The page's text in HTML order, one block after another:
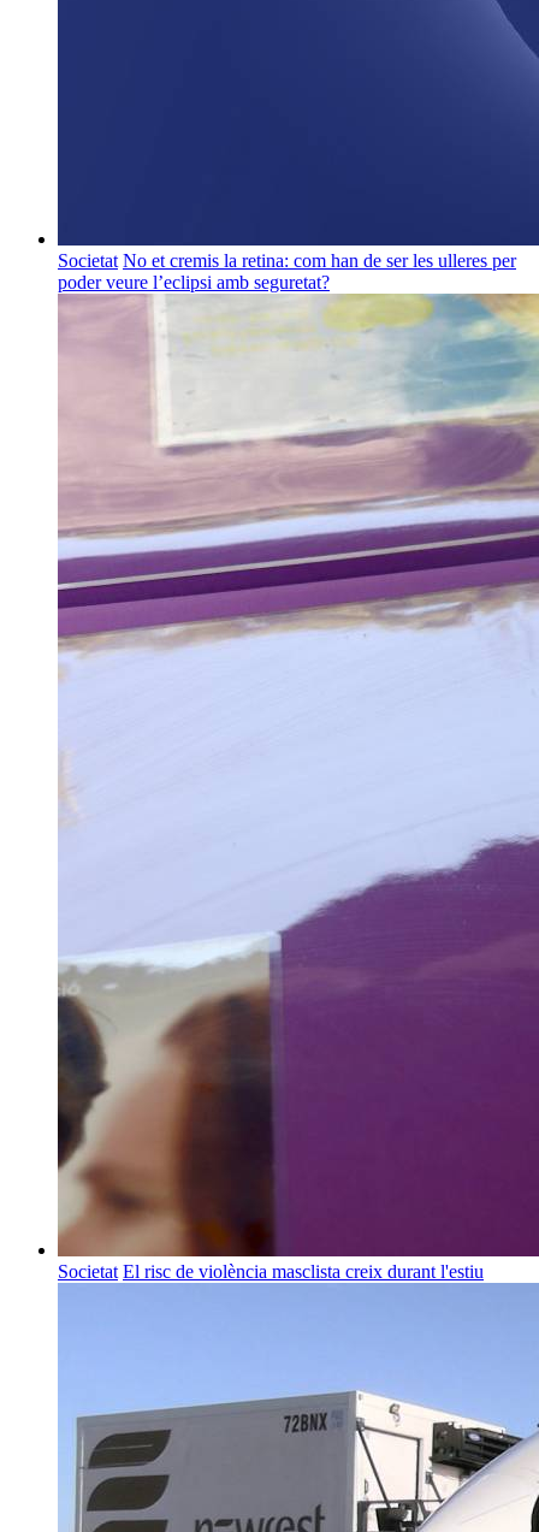
Societat No et cremis la retina: com han de ser les ulleres per
poder veure l’eclipsi amb seguretat?
Societat El risc de violència masclista creix durant l'estiu